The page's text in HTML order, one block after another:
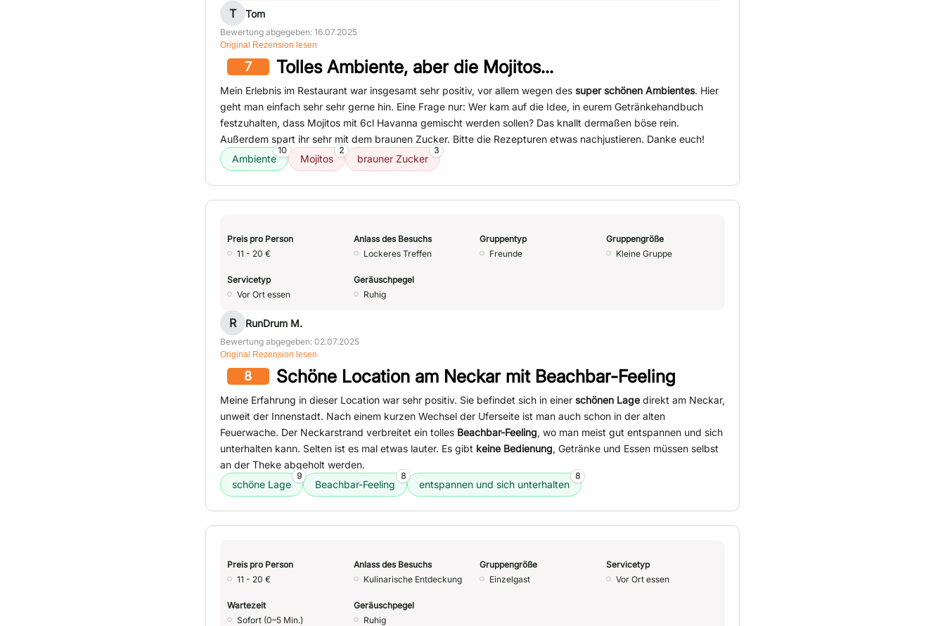
T Tom
Bewertung abgegeben: 16.07.2025
Original Rezension lesen
7 Tolles Ambiente, aber die Mojitos...
Mein Erlebnis im Restaurant war insgesamt sehr positiv, vor allem wegen des super schönen Ambientes. Hier
geht man einfach sehr sehr gerne hin. Eine Frage nur: Wer kam auf die Idee, in eurem Getränkehandbuch
festzuhalten, dass Mojitos mit 6cl Havanna gemischt werden sollen? Das knallt dermaßen böse rein.
Außerdem spart ihr sehr mit dem braunen Zucker. Bitte die Rezepturen etwas nachjustieren. Danke euch!
Ambiente
10
Mojitos
2
brauner Zucker
3
Preis pro Person
11 - 20 €
Anlass des Besuchs
Lockeres Treffen
Gruppentyp
Freunde
Gruppengröße
Kleine Gruppe
Servicetyp
Vor Ort essen
Geräuschpegel
Ruhig
R RunDrum M.
Bewertung abgegeben: 02.07.2025
Original Rezension lesen
8 Schöne Location am Neckar mit Beachbar-Feeling
Meine Erfahrung in dieser Location war sehr positiv. Sie befindet sich in einer schönen Lage direkt am Neckar,
unweit der Innenstadt. Nach einem kurzen Wechsel der Uferseite ist man auch schon in der alten
Feuerwache. Der Neckarstrand verbreitet ein tolles Beachbar-Feeling, wo man meist gut entspannen und sich
unterhalten kann. Selten ist es mal etwas lauter. Es gibt keine Bedienung, Getränke und Essen müssen selbst
an der Theke abgeholt werden.
schöne Lage
9
Beachbar-Feeling
8
entspannen und sich unterhalten
8
Preis pro Person
11 - 20 €
Anlass des Besuchs
Kulinarische Entdeckung
Gruppengröße
Einzelgast
Servicetyp
Vor Ort essen
Wartezeit
Sofort (0–5 Min.)
Geräuschpegel
Ruhig